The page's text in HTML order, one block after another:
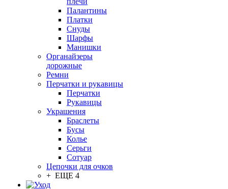
Палантины
Платки
Снуды
Шарфы
Манишки
Органайзеры
дорожные
Ремни
Перчатки и рукавицы
Перчатки
Рукавицы
Украшения
Браслеты
Бусы
Колье
Серьги
Сотуар
Цепочки для очков
+ ЕЩЕ 4